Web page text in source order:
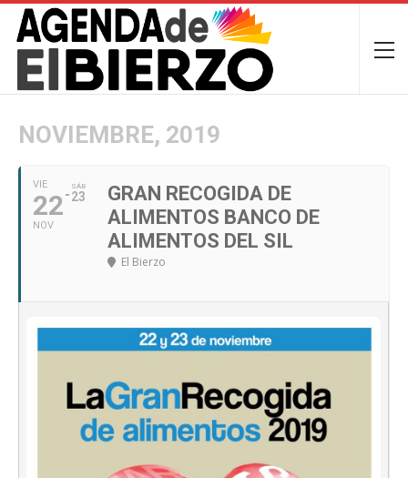
NOVIEMBRE, 2019
VIE
22
NOV
SÁB
23
GRAN RECOGIDA DE
ALIMENTOS BANCO DE
ALIMENTOS DEL SIL
El Bierzo